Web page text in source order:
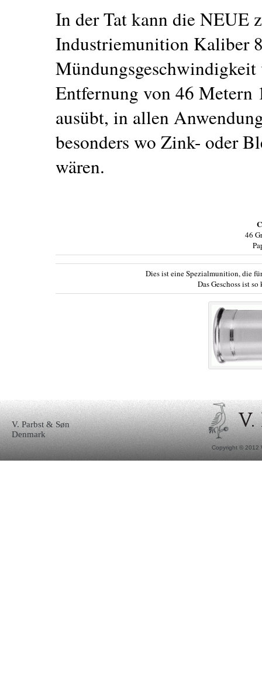
In der Tat kann die NEUE
Industriemunition Kaliber
Entfernung von 46 Metern
ausübt, in allen
besonders wo Zink- oder
wären.
46
Dies ist eine Spezialmunition, die
Das Geschoss ist
V. Parbst & Søn
Denmark
Copyright © 2012